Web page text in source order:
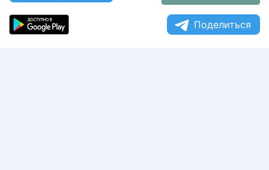
Поделиться